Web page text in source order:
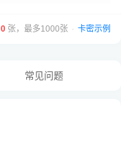
0 张，最多1000张 · 卡密示例
常见问题